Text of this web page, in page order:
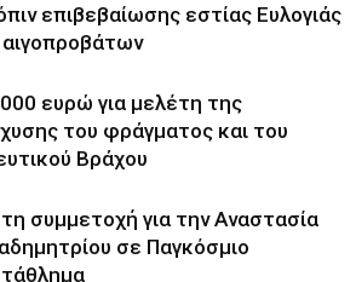
επιβεβαίωσης εστίας Ευλογιάς
ευρώ για μελέτη της
του φράγματος και του
Βράχου
συμμετοχή για την Αναστασία
σε Παγκόσμιο